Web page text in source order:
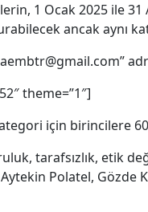
1 Ocak 2025 ile
ancak aynı
theme=”1″]
için birincilere
tarafsızlık, etik
Polatel, Gözde